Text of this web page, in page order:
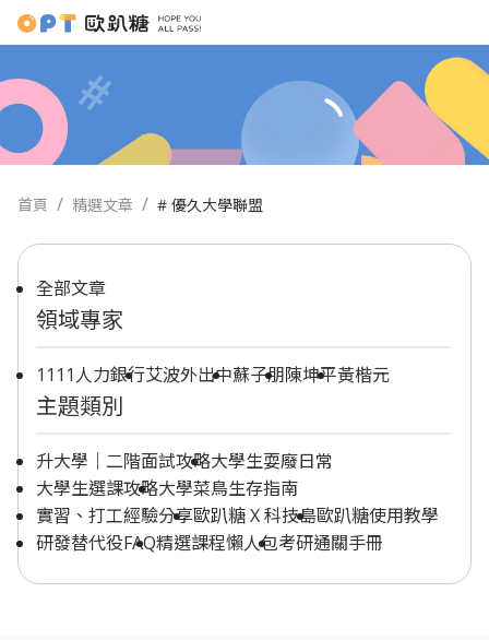
首頁 精選文章 # 優久大學聯盟
全部文章
領域專家
1111人力銀行艾波外出中蘇子朋陳坤平黃楷元
主題類別
升大學｜二階面試攻略大學生耍廢日常
大學生選課攻略大學菜鳥生存指南
實習、打工經驗分享歐趴糖 X 科技島歐趴糖使用教學
研發替代役FAQ精選課程懶人包考研通關手冊